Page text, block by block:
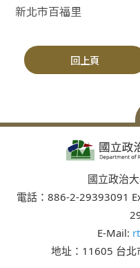
新北市百福里
回上頁
國立政治
電話：886-2-29393091
E-Mail:
地址：11605 台北